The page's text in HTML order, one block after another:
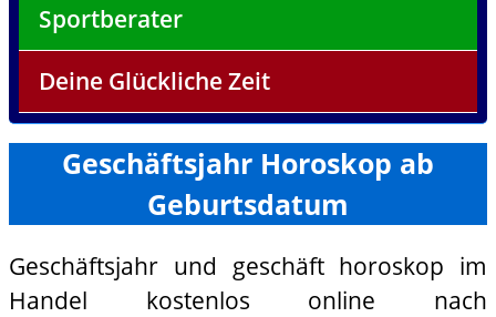
Sportberater
Deine Glückliche Zeit
Geschäftsjahr Horoskop ab
Geburtsdatum
Geschäftsjahr und geschäft horoskop im
Handel kostenlos online nach